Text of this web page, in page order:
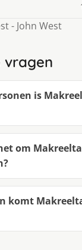
- John West
vragen
is
om
komt